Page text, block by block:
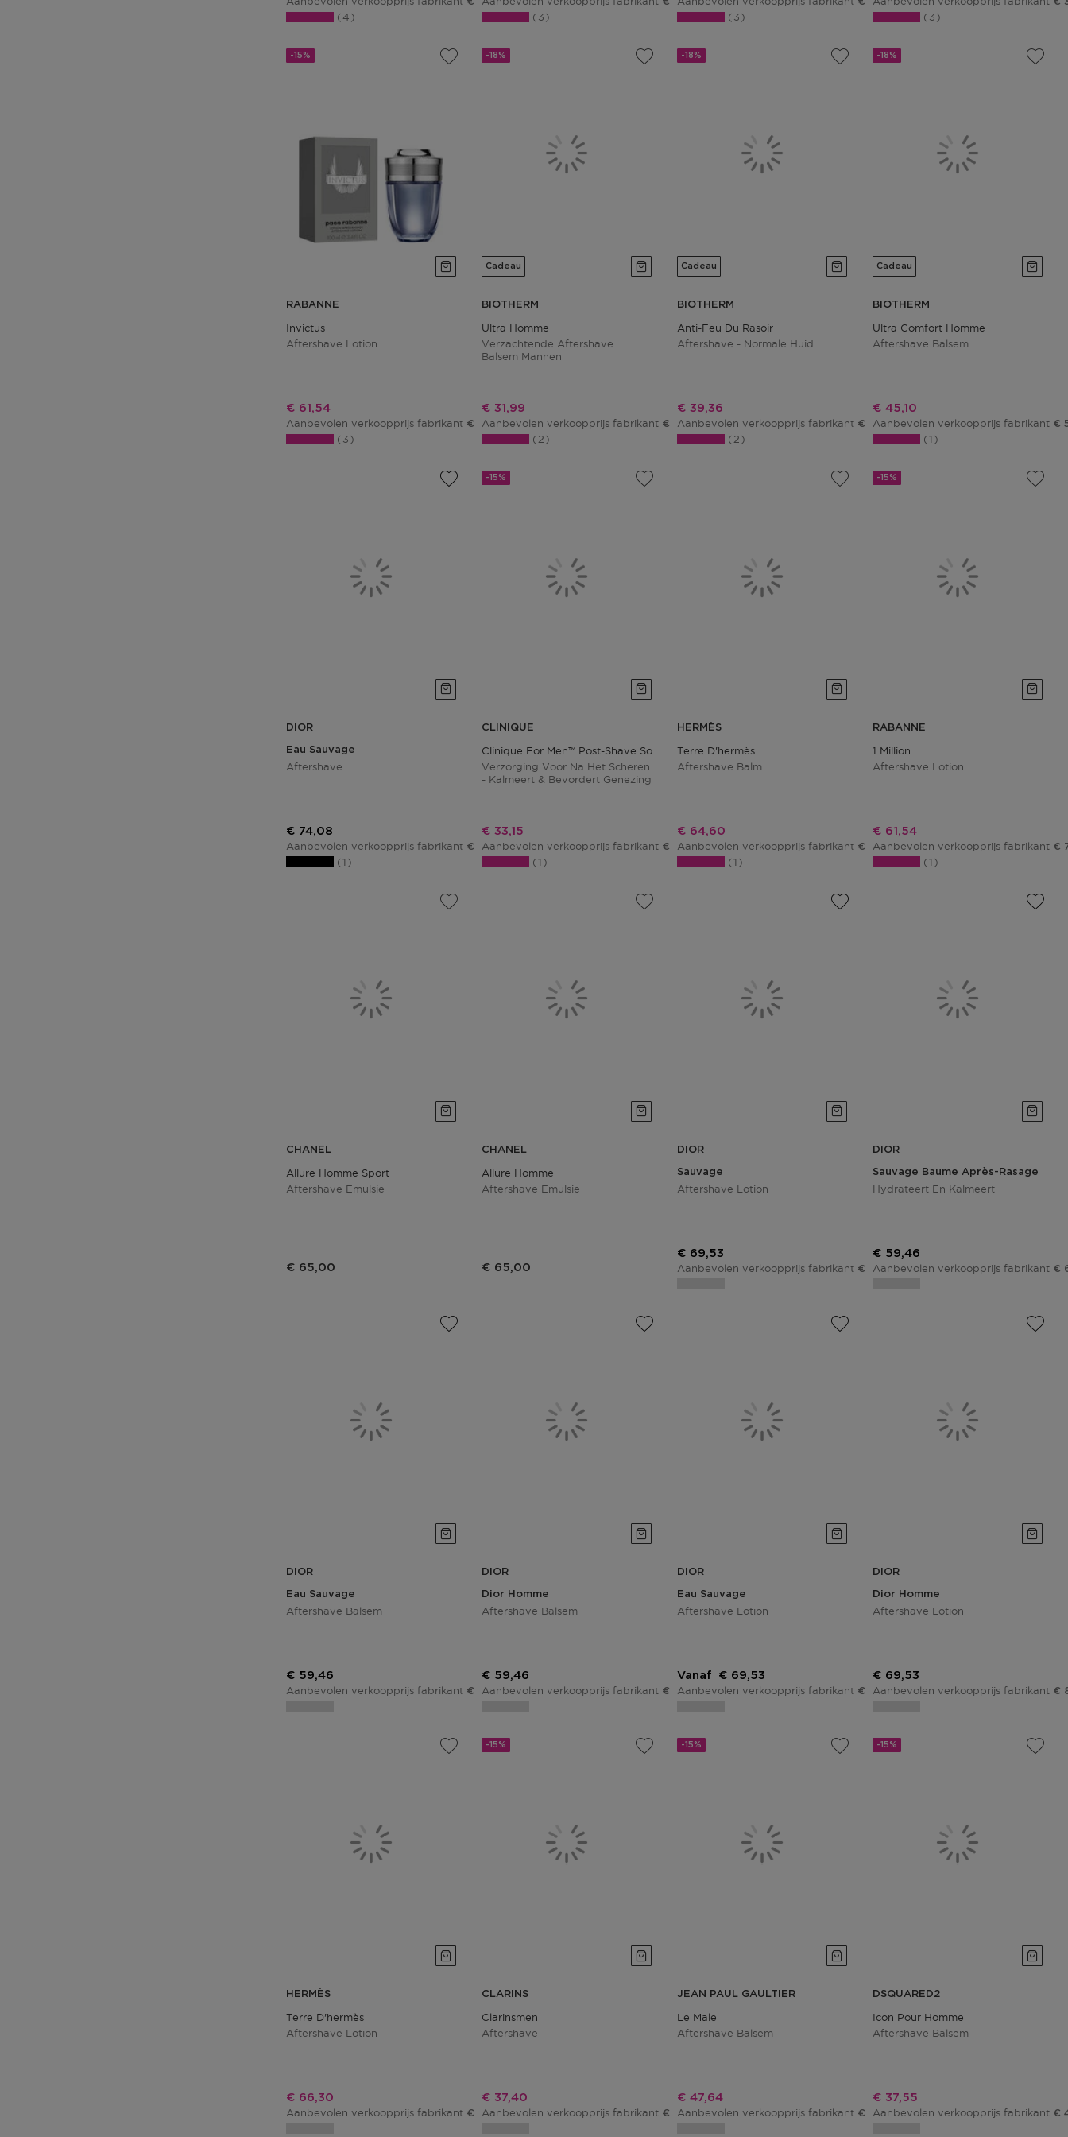
€ 90,00
4
€ 83,02
3
€ 83,02
3
€
3
-15%
RABANNE
Invictus
Aftershave Lotion
Kortingsprijs
€ 61,54
Aanbevolen verkoopprijs fabrikant € 72,40
3
-18%
Cadeau
BIOTHERM
Ultra Homme
Verzachtende Aftershave
Balsem Mannen
Kortingsprijs
€ 31,99
Aanbevolen verkoopprijs fabrikant € 39,01
2
-18%
Cadeau
BIOTHERM
Anti-Feu Du Rasoir
Aftershave - Normale Huid
Kortingsprijs
€ 39,36
Aanbevolen verkoopprijs fabrikant € 48,00
2
-18%
Cadeau
BIOTHERM
Ultra Comfort Homme
Aftershave Balsem
Kortingsprijs
€ 45,10
Aanbevolen verkoopprijs fabrikant €
1
DIOR
Eau Sauvage
Aftershave
Kortingsprijs
€ 74,08
Aanbevolen verkoopprijs fabrikant € 87,15
1
-15%
CLINIQUE
Clinique For Men™ Post-Shave Soother
Verzorging Voor Na Het Scheren
- Kalmeert & Bevordert Genezing
Kortingsprijs
€ 33,15
Aanbevolen verkoopprijs fabrikant € 39,00
1
HERMÈS
Terre D'hermès
Aftershave Balm
Kortingsprijs
€ 64,60
Aanbevolen verkoopprijs fabrikant € 76,00
1
-15%
RABANNE
1 Million
Aftershave Lotion
Kortingsprijs
€ 61,54
Aanbevolen verkoopprijs fabrikant €
1
CHANEL
Allure Homme Sport
Aftershave Emulsie
€ 65,00
CHANEL
Allure Homme
Aftershave Emulsie
€ 65,00
DIOR
Sauvage
Aftershave Lotion
Kortingsprijs
€ 69,53
Aanbevolen verkoopprijs fabrikant € 81,80
DIOR
Sauvage Baume Après-Rasage
Hydrateert En Kalmeert
Kortingsprijs
€ 59,46
Aanbevolen verkoopprijs fabrikant €
DIOR
Eau Sauvage
Aftershave Balsem
Kortingsprijs
€ 59,46
Aanbevolen verkoopprijs fabrikant € 69,95
DIOR
Dior Homme
Aftershave Balsem
Kortingsprijs
€ 59,46
Aanbevolen verkoopprijs fabrikant € 69,95
DIOR
Eau Sauvage
Aftershave Lotion
Vanaf Kortingsprijs
€ 69,53
Aanbevolen verkoopprijs fabrikant € 81,80
DIOR
Dior Homme
Aftershave Lotion
Kortingsprijs
€ 69,53
Aanbevolen verkoopprijs fabrikant €
HERMÈS
Terre D'hermès
Aftershave Lotion
Kortingsprijs
€ 66,30
Aanbevolen verkoopprijs fabrikant € 78,00
-15%
CLARINS
Clarinsmen
Aftershave
Kortingsprijs
€ 37,40
Aanbevolen verkoopprijs fabrikant € 44,00
-15%
JEAN PAUL GAULTIER
Le Male
Aftershave Balsem
Kortingsprijs
€ 47,64
Aanbevolen verkoopprijs fabrikant € 56,05
-15%
DSQUARED2
Icon Pour Homme
Aftershave Balsem
Kortingsprijs
€ 37,55
Aanbevolen verkoopprijs fabrikant €